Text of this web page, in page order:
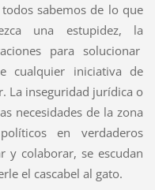
sabemos de lo que
una estupidez, la
para solucionar
cualquier iniciativa de
La inseguridad jurídica o
necesidades de la zona
en verdaderos
y colaborar, se escudan
el cascabel al gato.